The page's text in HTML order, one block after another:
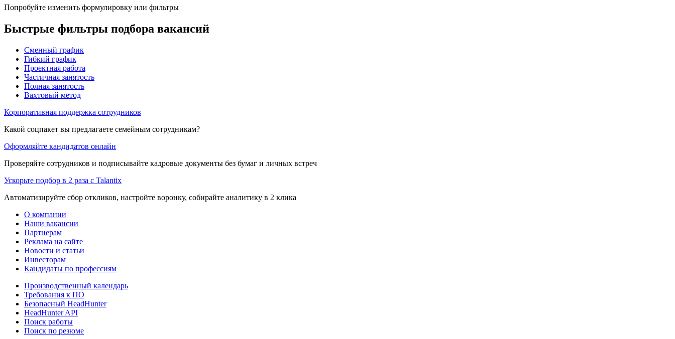
Попробуйте изменить формулировку или фильтры
Быстрые фильтры подбора вакансий
Сменный график
Гибкий график
Проектная работа
Частичная занятость
Полная занятость
Вахтовый метод
Корпоративная поддержка сотрудников
Какой соцпакет вы предлагаете семейным сотрудникам?
Оформляйте кандидатов онлайн
Проверяйте сотрудников и подписывайте кадровые документы без бумаг и личных встреч
Ускорьте подбор в 2 раза с Talantix
Автоматизируйте сбор откликов, настройте воронку, собирайте аналитику в 2 клика
О компании
Наши вакансии
Партнерам
Реклама на сайте
Новости и статьи
Инвесторам
Кандидаты по профессиям
Производственный календарь
Требования к ПО
Безопасный HeadHunter
HeadHunter API
Поиск работы
Поиск по резюме